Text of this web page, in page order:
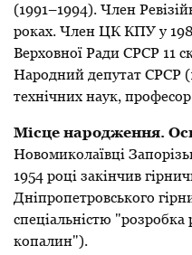
(1991–1994). Член
роках. Член ЦК КПУ у
Верховної Ради СРСР 11
Народний депутат СРСР
технічних наук,
Місце народження.
Новомиколаївці
1954 році закінчив
Дніпропетровського
спеціальністю
копалин").